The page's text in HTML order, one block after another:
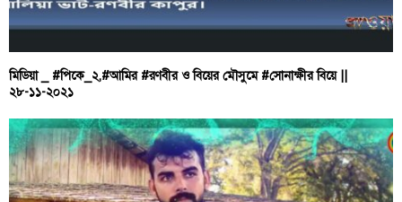
মিডিয়া _ #পিকে_২,#আমির #রণবীর ও বিয়ের মৌসুমে #সোনাক্ষীর বিয়ে ||
২৮-১১-২০২১